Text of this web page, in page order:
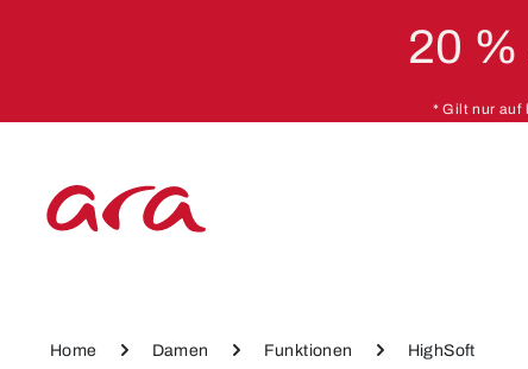
20
* Gilt nur auf
Home Damen Funktionen HighSoft